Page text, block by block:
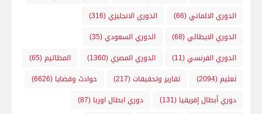
الدوري الالماني(66) الدوري الانجليزي(316)
الدوري الايطالي(68) الدوري السعودي(35)
الدوري الفرنسي(11) الدوري المصري(1360) المظاليم(65)
تعليم(2094) تقارير وتحقيقات(217) حوادث وقضايا (6626)
دوري أبطال إفريقيا (131) دوري ابطال اوربا (87)